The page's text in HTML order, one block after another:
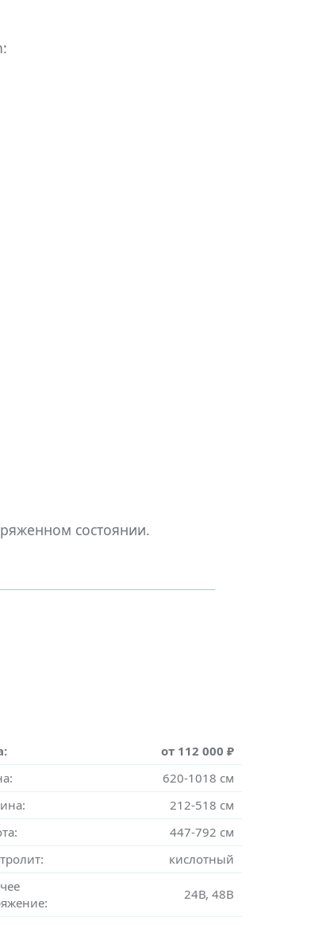
состоянии.
от 112 000 ₽
620-1018 см
212-518 см
447-792 см
кислотный
24В, 48В